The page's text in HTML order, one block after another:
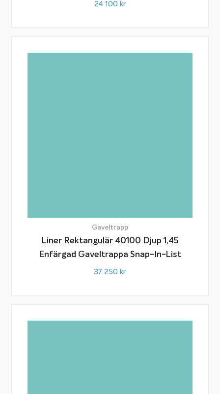
24 100 kr
Gaveltrapp
Liner Rektangulär 40100 Djup 1,45
Enfärgad Gaveltrappa Snap-In-List
37 250 kr